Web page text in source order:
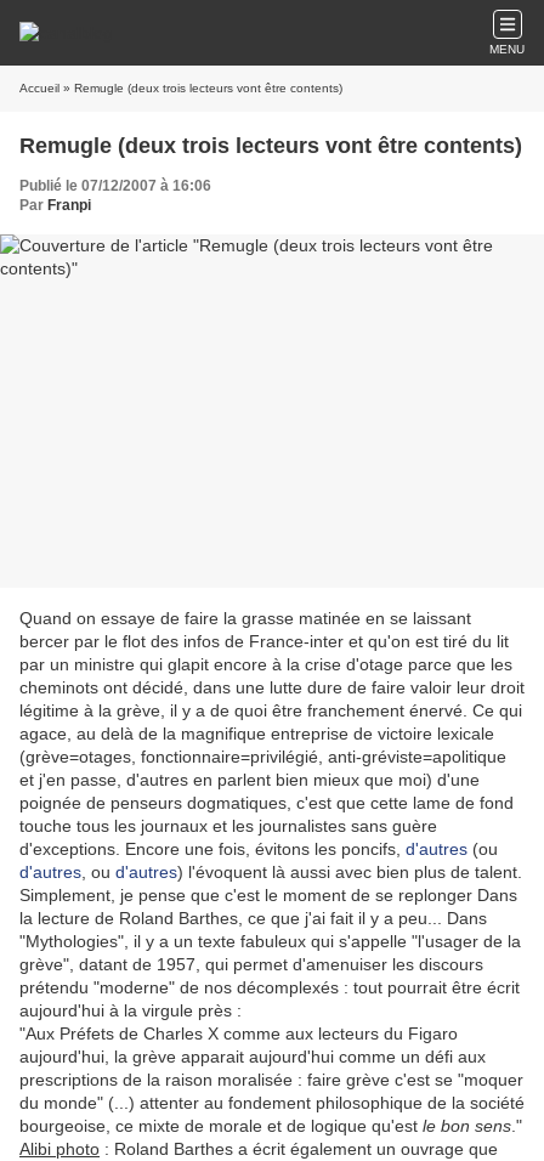
MENU
Accueil » Remugle (deux trois lecteurs vont être contents)
Remugle (deux trois lecteurs vont être contents)
Publié le 07/12/2007 à 16:06
Par Franpi
Quand on essaye de faire la grasse matinée en se laissant
bercer par le flot des infos de France-inter et qu'on est tiré du lit
par un ministre qui glapit encore à la crise d'otage parce que les
cheminots ont décidé, dans une lutte dure de faire valoir leur droit
légitime à la grève, il y a de quoi être franchement énervé. Ce qui
agace, au delà de la magnifique entreprise de victoire lexicale
(grève=otages, fonctionnaire=privilégié, anti-gréviste=apolitique
et j'en passe, d'autres en parlent bien mieux que moi) d'une
poignée de penseurs dogmatiques, c'est que cette lame de fond
touche tous les journaux et les journalistes sans guère
d'exceptions. Encore une fois, évitons les poncifs, d'autres (ou
d'autres , ou d'autres) l'évoquent là aussi avec bien plus de talent.
Simplement, je pense que c'est le moment de se replonger Dans
la lecture de Roland Barthes, ce que j'ai fait il y a peu... Dans
"Mythologies", il y a un texte fabuleux qui s'appelle "l'usager de la
grève", datant de 1957, qui permet d'amenuiser les discours
prétendu "moderne" de nos décomplexés : tout pourrait être écrit
aujourd'hui à la virgule près :
"Aux Préfets de Charles X comme aux lecteurs du Figaro
aujourd'hui, la grève apparait aujourd'hui comme un défi aux
prescriptions de la raison moralisée : faire grève c'est se "moquer
du monde" (...) attenter au fondement philosophique de la société
bourgeoise, ce mixte de morale et de logique qu'est le bon sens ."
Alibi photo : Roland Barthes a écrit également un ouvrage que